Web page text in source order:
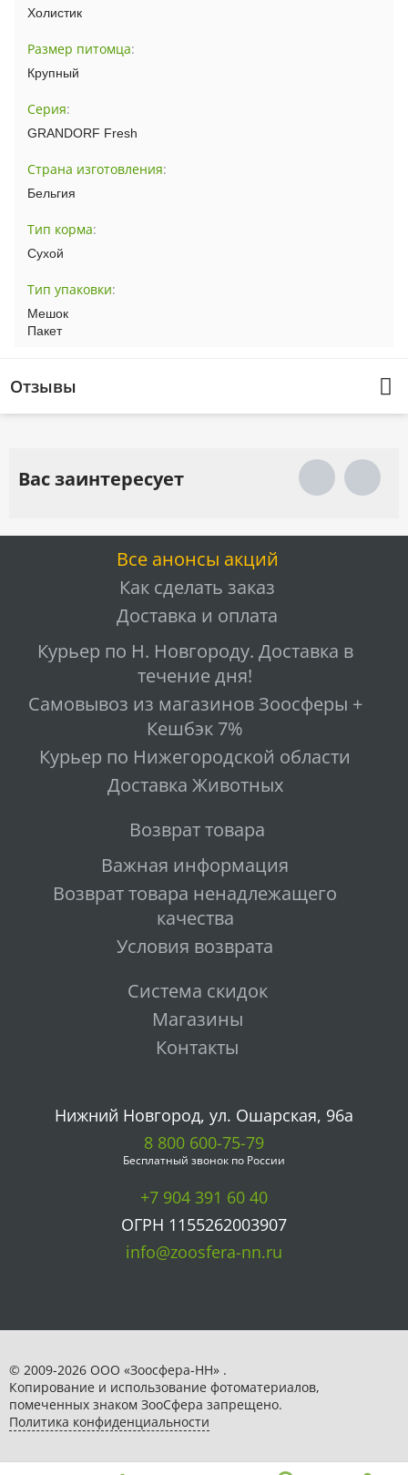
Холистик
Размер питомца:
Крупный
Серия:
GRANDORF Fresh
Страна изготовления:
Бельгия
Тип корма:
Сухой
Тип упаковки:
Мешок
Пакет
Отзывы
Вас заинтересует
Все анонсы акций
Как сделать заказ
Доставка и оплата
Курьер по Н. Новгороду. Доставка в
течение дня!
Самовывоз из магазинов Зоосферы +
Кешбэк 7%
Курьер по Нижегородской области
Доставка Животных
Возврат товара
Важная информация
Возврат товара ненадлежащего
качества
Условия возврата
Система скидок
Магазины
Контакты
Нижний Новгород, ул. Ошарская, 96а
8 800 600-75-79
Бесплатный звонок по России
+7 904 391 60 40
ОГРН 1155262003907
info@zoosfera-nn.ru
© 2009-2026 ООО «Зоосфера-НН» .
Копирование и использование фотоматериалов,
помеченных знаком ЗooСфера запрещено.
Политика конфиденциальности